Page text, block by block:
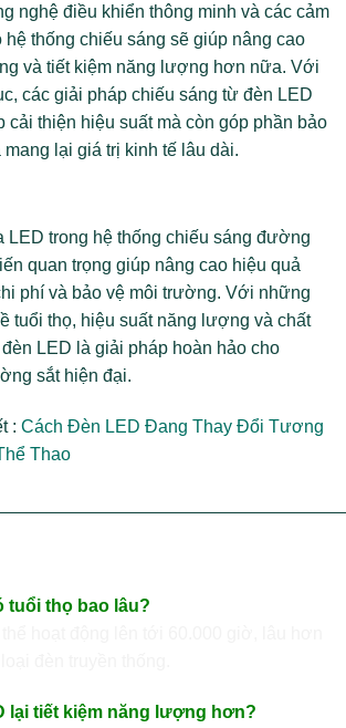
nghệ điều khiển thông minh và các cảm
hệ thống chiếu sáng sẽ giúp nâng cao
và tiết kiệm năng lượng hơn nữa. Với
các giải pháp chiếu sáng từ đèn LED
cải thiện hiệu suất mà còn góp phần bảo
lại giá trị kinh tế lâu dài.
LED trong hệ thống chiếu sáng đường
quan trọng giúp nâng cao hiệu quả
phí và bảo vệ môi trường. Với những
tuổi thọ, hiệu suất năng lượng và chất
LED là giải pháp hoàn hảo cho
sắt hiện đại.
: Cách Đèn LED Đang Thay Đổi Tương
Thao
tuổi thọ bao lâu?
lại tiết kiệm năng lượng hơn?